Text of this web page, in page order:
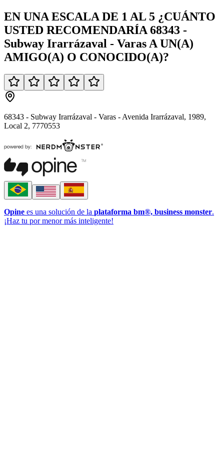
EN UNA ESCALA DE 1 AL 5 ¿CUÁNTO
USTED RECOMENDARÍA 68343 -
Subway Irarrázaval - Varas A UN(A)
AMIGO(A) O CONOCIDO(A)?
68343 - Subway Irarrázaval - Varas - Avenida Irarrázaval, 1989,
Local 2, 7770553
Opine es una solución de la plataforma bm®, business monster.
¡Haz tu por menor más inteligente!